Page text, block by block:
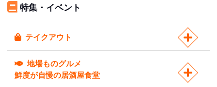
特集・イベント
テイクアウト
地場ものグルメ
鮮度が自慢の居酒屋食堂